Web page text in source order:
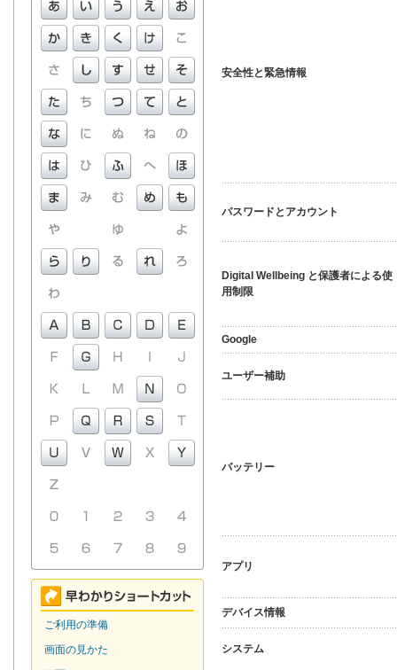
ご利用の準備
画面の見かた
安全性と緊急情報
パスワードとアカウント
Digital Wellbeing と保護者による使
用制限
Google
ユーザー補助
バッテリー
アプリ
デバイス情報
システム